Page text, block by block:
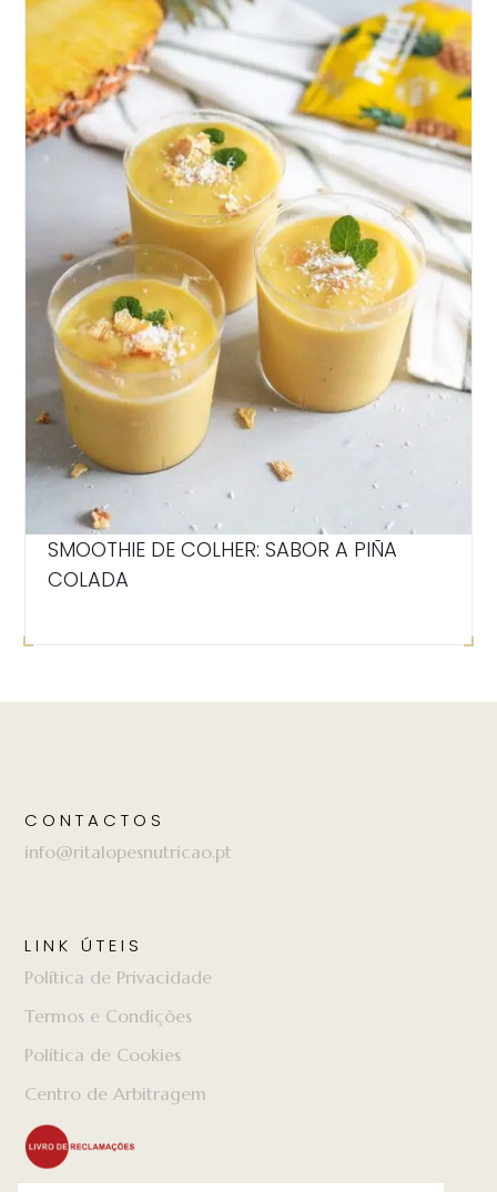
SMOOTHIE DE COLHER: SABOR A PIÑA
COLADA
CONTACTOS
info@ritalopesnutricao.pt
LINK ÚTEIS
Política de Privacidade
Termos e Condições
Política de Cookies
Centro de Arbitragem